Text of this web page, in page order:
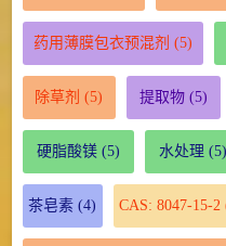
药用薄膜包衣预混剂 (5)
除草剂 (5) 提取物(5)
硬脂酸镁(5) 水处理 (5)
茶皂素 (4) CAS: 8047-15-2